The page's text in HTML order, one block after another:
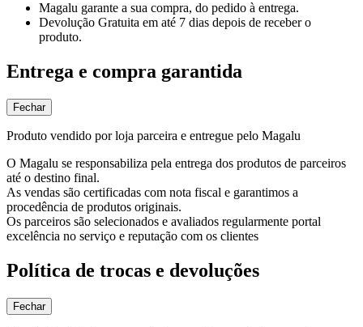
Magalu garante a sua compra, do pedido à entrega.
Devolução Gratuita em até 7 dias depois de receber o
produto.
Entrega e compra garantida
Fechar
Produto vendido por loja parceira e entregue pelo Magalu
O Magalu se responsabiliza pela entrega dos produtos de parceiros
até o destino final.
As vendas são certificadas com nota fiscal e garantimos a
procedência de produtos originais.
Os parceiros são selecionados e avaliados regularmente portal
excelência no serviço e reputação com os clientes
Política de trocas e devoluções
Fechar